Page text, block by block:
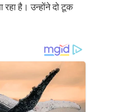
रहा है। उन्होंने दो टूक